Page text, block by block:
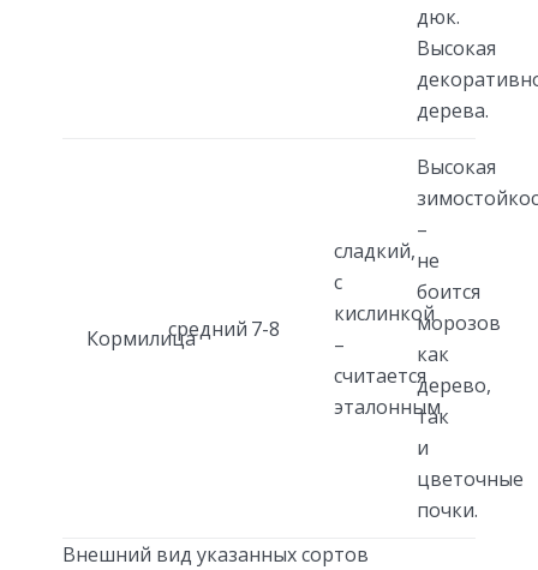
дюк.
Высокая
дерева.
Кормилицасредний 7-8
сладкий,
с
кислинкой
–
считается
эталонным
Высокая
–
не
боится
морозов
как
дерево,
так
и
цветочные
почки.
Внешний вид указанных сортов